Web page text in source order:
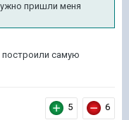
пришли меня
самую
5 6